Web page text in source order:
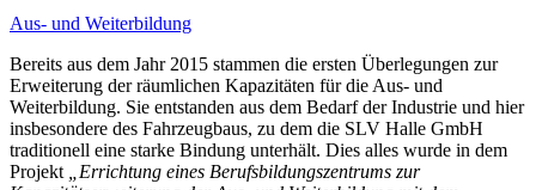
Aus- und Weiterbildung
Bereits aus dem Jahr 2015 stammen die ersten Überlegungen zur
Erweiterung der räumlichen Kapazitäten für die Aus- und
Weiterbildung. Sie entstanden aus dem Bedarf der Industrie und hier
insbesondere des Fahrzeugbaus, zu dem die SLV Halle GmbH
traditionell eine starke Bindung unterhält. Dies alles wurde in dem
Projekt
„Errichtung eines Berufsbildungszentrums zur